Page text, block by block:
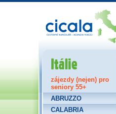
Itálie
zájezdy (nejen) pro
seniory 55+
ABRUZZO
CALABRIA